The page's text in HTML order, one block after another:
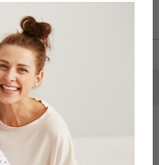
の経験としてお読みく